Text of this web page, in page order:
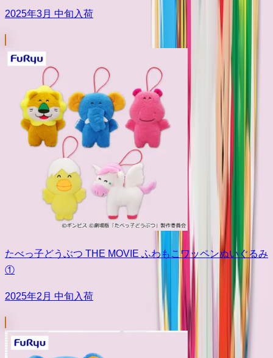
2025年3月 中旬入荷
たべっ子どうぶつ THE MOVIE ふわもこワッペンぬいぐるみ
①
2025年2月 中旬入荷